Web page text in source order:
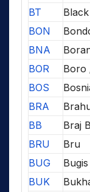
BT
BON
BNA
BOR
Boro
BOS
BRA
BB
Braj
BRU
Bru
BUG
BUK